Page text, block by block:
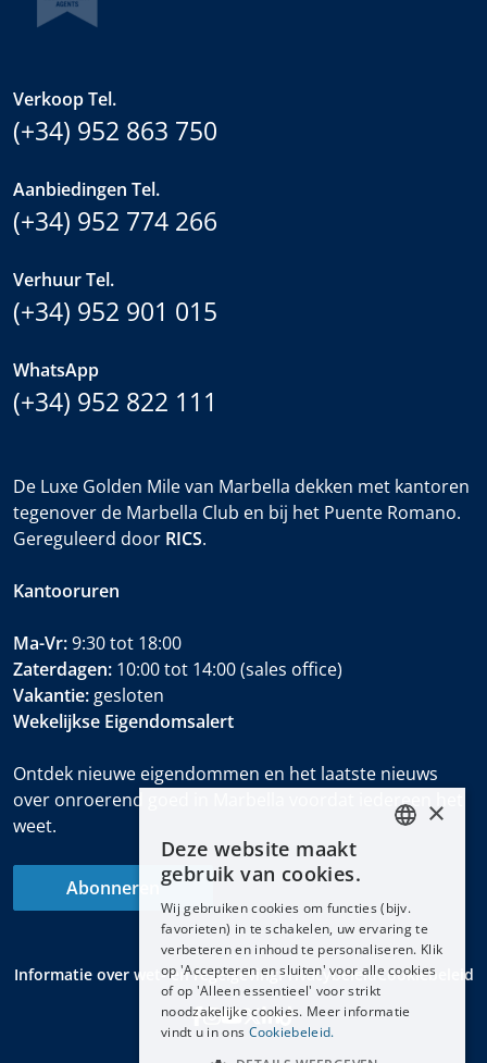
Verkoop Tel.
(+34) 952 863 750
Aanbiedingen Tel.
(+34) 952 774 266
Verhuur Tel.
(+34) 952 901 015
WhatsApp
(+34) 952 822 111
De Luxe Golden Mile van Marbella dekken met kantoren
tegenover de Marbella Club en bij het Puente Romano.
Gereguleerd door RICS.
Kantooruren
Ma-Vr:9:30 tot 18:00
Zaterdagen: 10:00 tot 14:00 (sales office)
Vakantie: gesloten
Wekelijkse Eigendomsalert
Ontdek nieuwe eigendommen en het laatste nieuws
over onroerend goed in Marbella voordat iedereen het
weet.
Abonneren
Informatie over wet- en regelgevingPrivacybeleidCookiebeleid
DEUTSCH
FRANÇAIS
×
Deze website maakt
gebruik van cookies.
Wij gebruiken cookies om functies (bijv.
favorieten) in te schakelen, uw ervaring te
verbeteren en inhoud te personaliseren. Klik
op 'Accepteren en sluiten' voor alle cookies
of op 'Alleen essentieel' voor strikt
noodzakelijke cookies. Meer informatie
vindt u in ons Cookiebeleid.